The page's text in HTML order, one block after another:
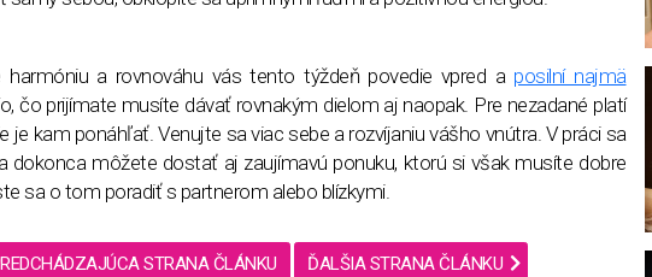
harmóniu a rovnováhu vás tento týždeň povedie vpred a posilní najmä
čo prijímate musíte dávať rovnakým dielom aj naopak. Pre nezadané platí
je kam ponáhľať. Venujte sa viac sebe a rozvíjaniu vášho vnútra. V práci sa
dokonca môžete dostať aj zaujímavú ponuku, ktorú si však musíte dobre
sa o tom poradiť s partnerom alebo blízkymi.
STRANA ČLÁNKU ĎALŠIA STRANA ČLÁNKU